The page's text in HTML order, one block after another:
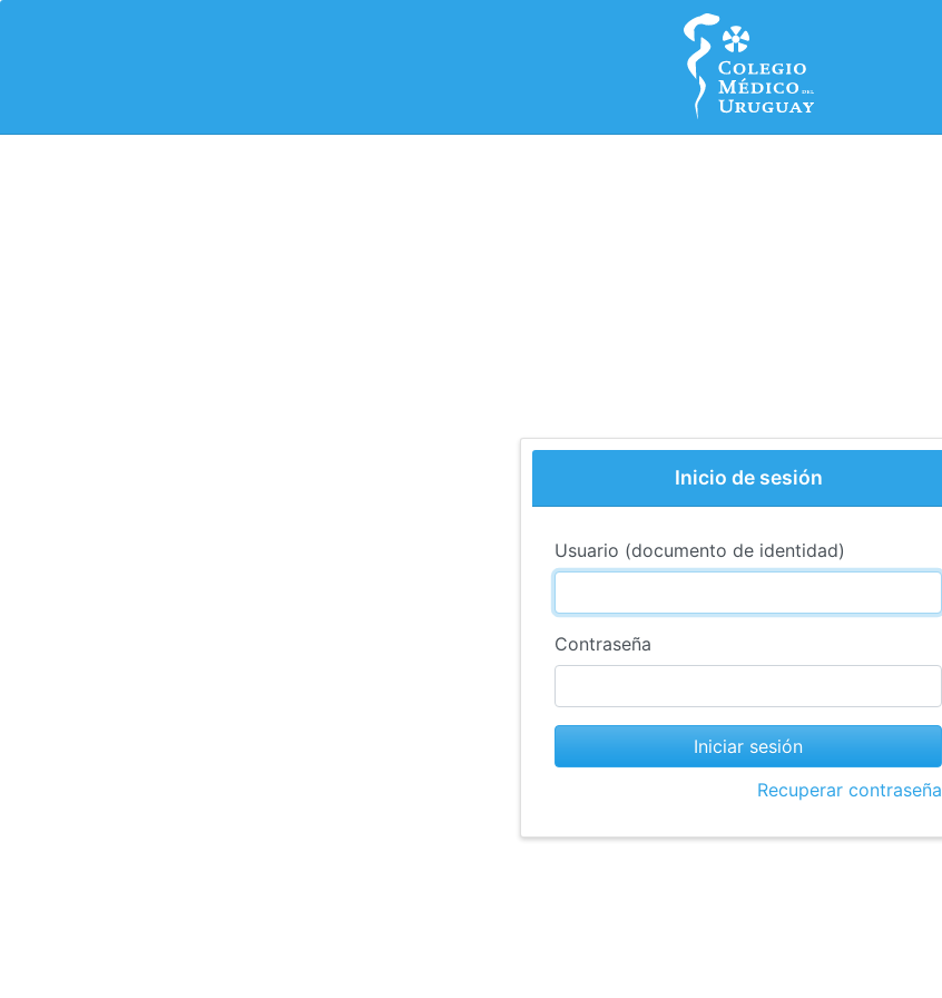
Inicio de sesión
Usuario (documento de identidad)
Contraseña
Iniciar sesión
Recuperar contraseña